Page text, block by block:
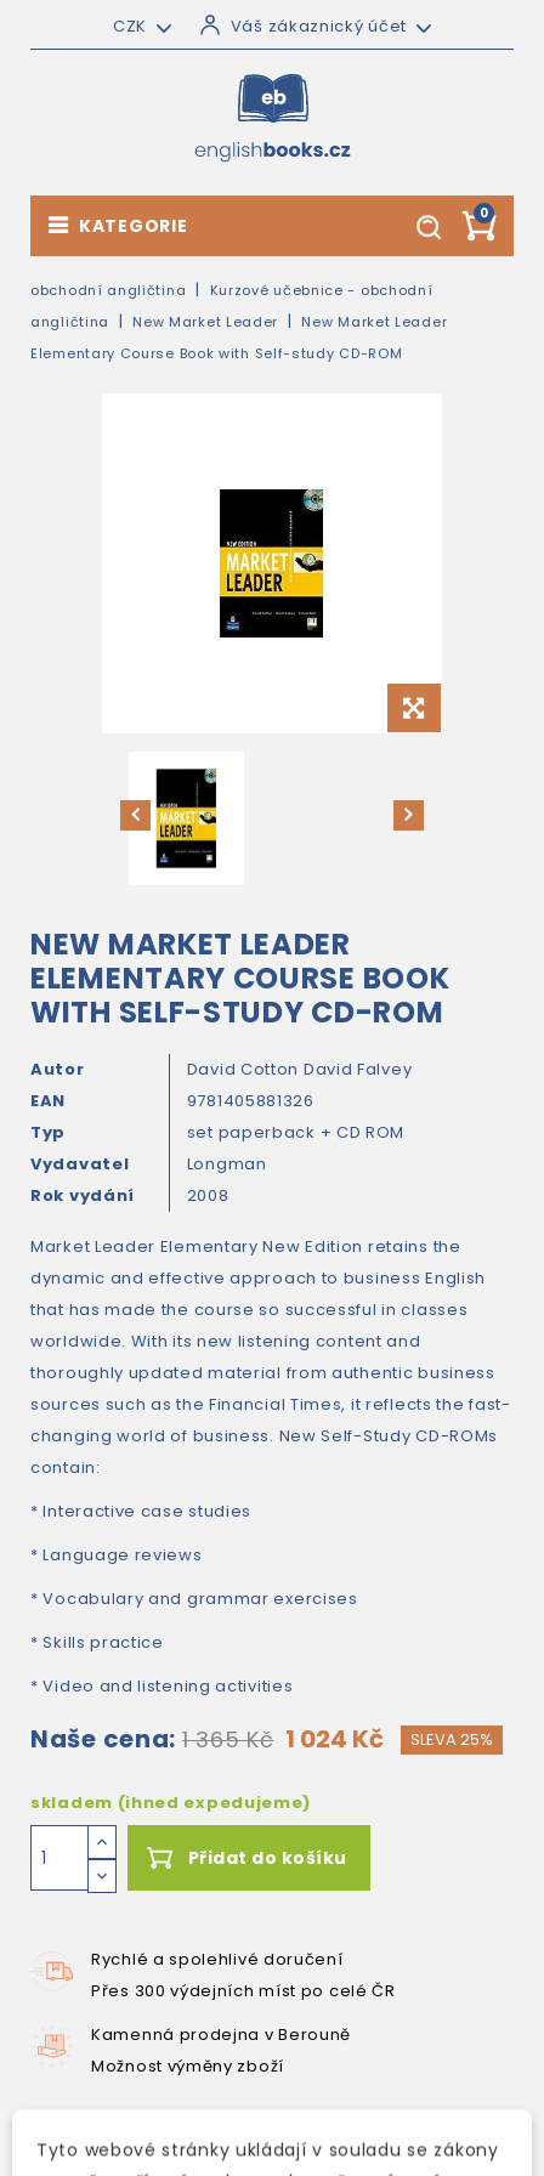
CZK Váš zákaznický účet
0
KATEGORIE
obchodní angličtina
Kurzové učebnice - obchodní
angličtina
New Market Leader
New Market Leader
Elementary Course Book with Self-study CD-ROM
NEW MARKET LEADER
ELEMENTARY COURSE BOOK
WITH SELF-STUDY CD-ROM
Autor David Cotton David Falvey
EAN
9781405881326
Typ
set paperback + CD ROM
Vydavatel
Longman
Rok vydání
2008
Market Leader Elementary New Edition retains the
dynamic and effective approach to business English
that has made the course so successful in classes
worldwide. With its new listening content and
thoroughly updated material from authentic business
sources such as the Financial Times, it reflects the fast-
changing world of business. New Self-Study CD-ROMs
contain:
* Interactive case studies
* Language reviews
* Vocabulary and grammar exercises
* Skills practice
* Video and listening activities
Naše cena: 1 365 Kč 1 024 Kč SLEVA 25%
skladem (ihned expedujeme)
Přidat do košíku
Rychlé a spolehlivé doručení
Přes 300 výdejních míst po celé ČR
Kamenná prodejna v Berouně
Možnost výměny zboží
Tyto webové stránky ukládají v souladu se zákony